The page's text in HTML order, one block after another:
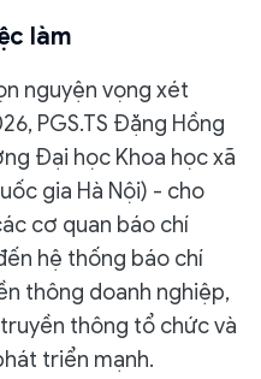
làm
nguyện vọng xét
PGS.TS Đặng Hồng
Đại học Khoa học xã
gia Hà Nội) - cho
cơ quan báo chí
hệ thống báo chí
thông doanh nghiệp,
thông tổ chức và
triển mạnh.